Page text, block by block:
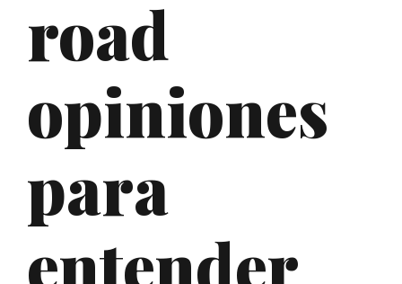
road
opiniones
para
entender